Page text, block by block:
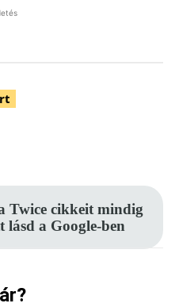
Twice cikkeit mindig
lásd a Google-ben